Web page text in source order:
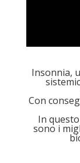
Insonnia,
Con
In
sono i